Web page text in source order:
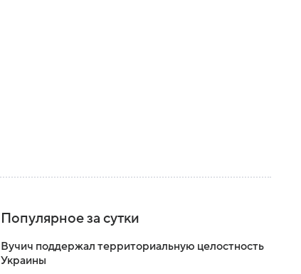
Популярное за сутки
Вучич поддержал территориальную целостность
Украины